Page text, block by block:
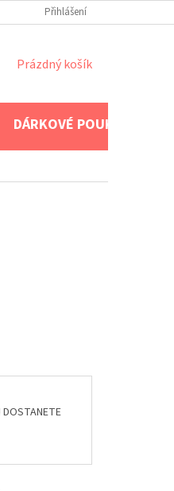
Přihlášení
NÁKUPNÍ
Prázdný košík
DÁRKOVÉ POUKAZY
DOSTANETE